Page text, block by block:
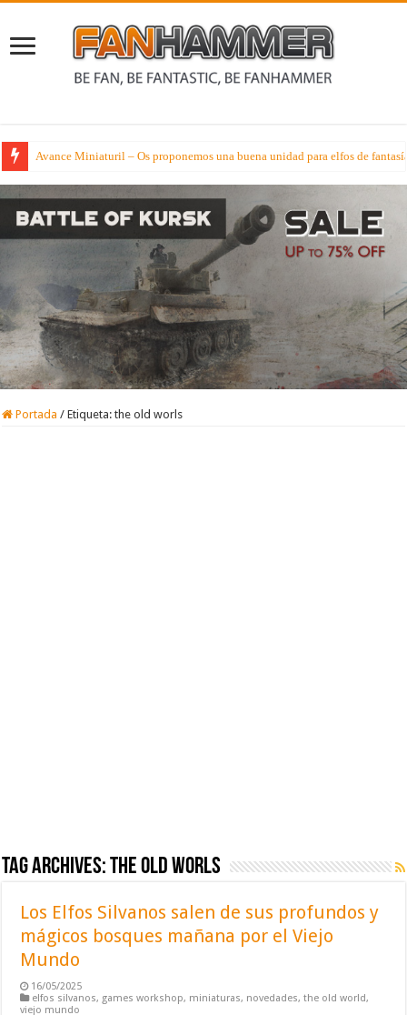
Avance Miniaturil – Os proponemos una buena unidad para elfos de
Portada / Etiqueta:the old worls
Tag Archives:the old worls
Los Elfos Silvanos salen de sus profundos y
mágicos bosques mañana por el Viejo
Mundo
16/05/2025
elfos silvanos, games workshop, miniaturas, novedades,the old world,
viejo mundo